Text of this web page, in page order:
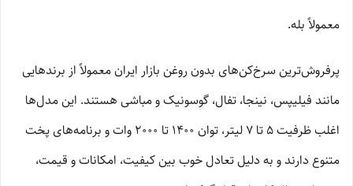
معمولاً بله.
پرفروش‌ترین سرخ‌کن‌های بدون روغن بازار ایران معمولاً از برندهایی
مانند فیلیپس، نینجا، تفال، گوسونیک و مباشی هستند. این مدل‌ها
اغلب ظرفیت 5 تا 7 لیتر، توان 1400 تا 2000 وات و برنامه‌های پخت
متنوع دارند و به دلیل تعادل خوب بین کیفیت، امکانات و قیمت،